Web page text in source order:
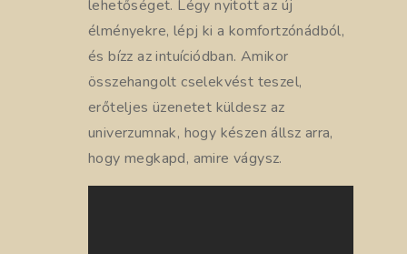
lehetőséget. Légy nyitott az új
élményekre, lépj ki a komfortzónádból,
és bízz az intuíciódban. Amikor
összehangolt cselekvést teszel,
erőteljes üzenetet küldesz az
univerzumnak, hogy készen állsz arra,
hogy megkapd, amire vágysz.